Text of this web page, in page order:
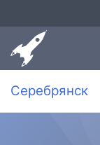
Серебрянск